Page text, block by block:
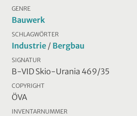
GENRE
Bauwerk
SCHLAGWÖRTER
Industrie / Bergbau
SIGNATUR
B-VID Skio-Urania 469/35
COPYRIGHT
ÖVA
INVENTARNUMMER